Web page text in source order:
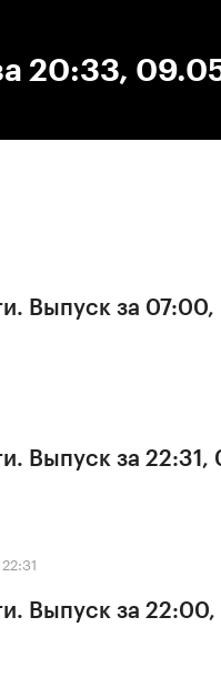
20:33,
Выпуск за
Выпуск за
Выпуск за